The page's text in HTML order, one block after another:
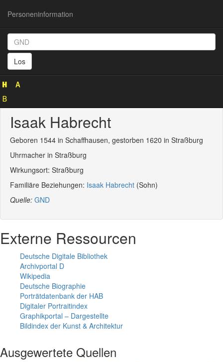
Personeninformation
Los
Personeninformation
136804543)
Isaak Habrecht
Geboren 1544 in Schaffhausen, gestorben 1620 in Straßburg
Uhrmacher in Straßburg
Wirkungsort: Straßburg
Familiäre Beziehungen: Isaak Habrecht (Sohn)
Quelle: GND
Externe Ressourcen
Deutsche Digitale Bibliothek
Archivportal D
Wikipedia
Deutsche Biographie
Porträtdatenbank der HAB
Digitaler Portraitindex
Graphikportal – Dargestellte
Bildindex der Kunst & Architektur
Ausgewertete Quellen